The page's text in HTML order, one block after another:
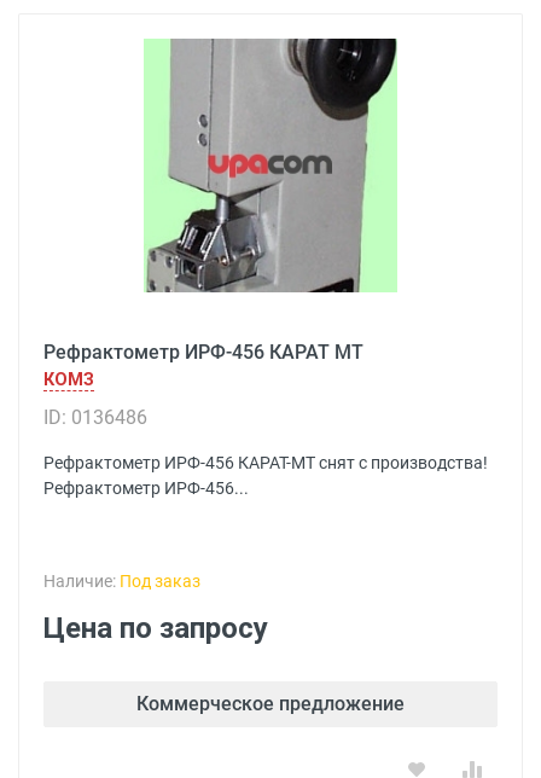
Рефрактометр ИРФ-456 КАРАТ МТ
КОМЗ
ID: 0136486
Рефрактометр ИРФ-456 КАРАТ-МТ снят с производства!
Рефрактометр ИРФ-456...
Наличие: Под заказ
Цена по запросу
Коммерческое предложение